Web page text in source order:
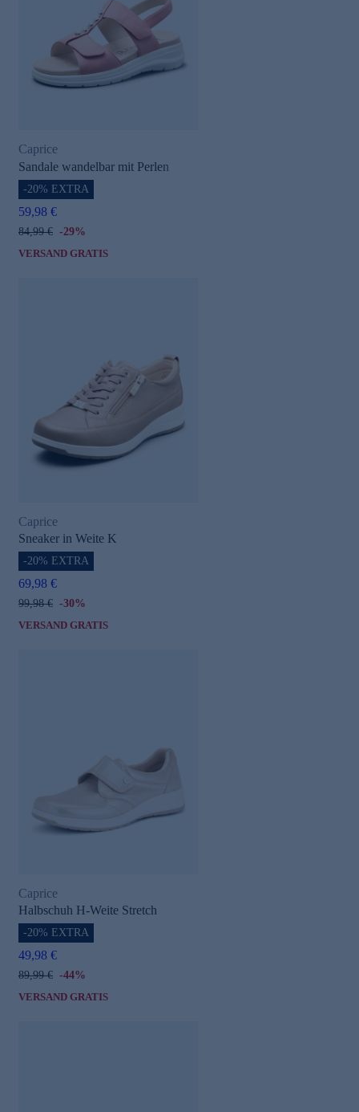
Caprice
Sandale wandelbar mit Perlen
-20% EXTRA
59,98 €
84,99 € -29%
VERSAND GRATIS
Caprice
Sneaker in Weite K
-20% EXTRA
69,98 €
99,98 € -30%
VERSAND GRATIS
Caprice
Halbschuh H-Weite Stretch
-20% EXTRA
49,98 €
89,99 € -44%
VERSAND GRATIS